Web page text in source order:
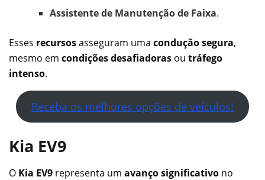
Assistente de Manutenção de Faixa.
Esses recursosasseguram uma condução segura,
mesmo em condições desafiadoras ou tráfego
intenso.
Receba os melhores opções de veículos!
Kia EV9
O Kia EV9 representa um avanço significativo no